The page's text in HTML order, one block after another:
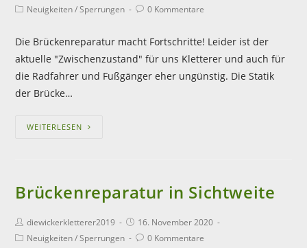
Neuigkeiten/Sperrungen 0 Kommentare
Die Brückenreparatur macht Fortschritte! Leider ist der
aktuelle "Zwischenzustand" für uns Kletterer und auch für
die Radfahrer und Fußgänger eher ungünstig. Die Statik
der Brücke…
WEITERLESEN
Brückenreparatur in Sichtweite
diewickerkletterer2019
16. November 2020
Neuigkeiten/Sperrungen 0 Kommentare